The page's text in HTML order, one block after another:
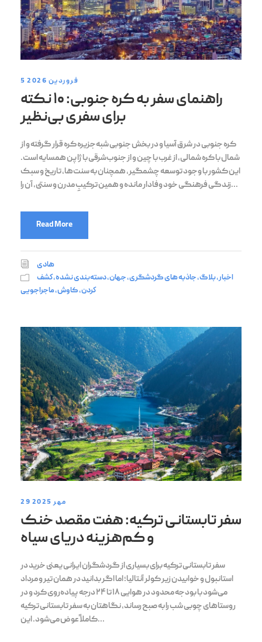
5 فروردین 2026
راهنمای سفر به کره جنوبی: ۱۰ نکته
برای سفری بی‌نظیر
کره جنوبی در شرق آسیا و در بخش جنوبی شبه‌جزیره کره قرار گرفته و از
شمال با کره شمالی، از غرب با چین و از جنوب‌شرقی با ژاپن همسایه است.
این کشور با وجود توسعه چشمگیر، همچنان به سنت‌ها، تاریخ و سبک
زندگی فرهنگی خود وفادار مانده و همین ترکیبِ مدرن و سنتی، آن را...
Read More
هادی
اخبار,بلاگ,جاذبه های گردشگری,جهان,دسته‌بندی نشده,كشف
كردن,کاوش,ماجراجویی
29 مهر 2025
سفر تابستانی ترکیه: هفت مقصد خنک
و کم‌هزینه دریای سیاه
سفر تابستانی ترکیه برای بسیاری از گردشگران ایرانی یعنی خرید در
استانبول و خوابیدن زیر کولر آنتالیا؛ اما اگر بدانید در همان تیر و مرداد
می‌شود با بودجه محدود در هوایی ۱۸ تا ۲۴ درجه پیاده‌روی کرد و در
روستاهای چوبی شب را به صبح رساند، نگاهتان به سفر تابستانی ترکیه
کاملاً عوض می‌شود. این...